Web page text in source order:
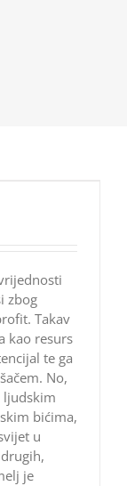
zbog
Takav
kao resurs
te ga
No,
ljudskim
bićima,
u
je